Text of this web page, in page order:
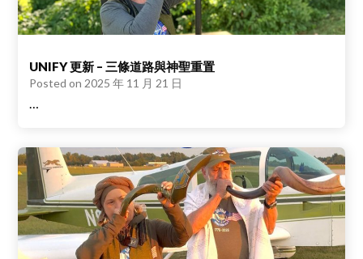
UNIFY 更新 – 三條道路與神聖重置
Posted on 2025 年 11 月 21 日
…